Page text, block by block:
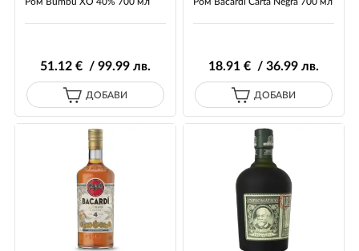
51.12€ / 99.99лв.
ДОБАВИ
18.91 € / 36.99 лв.
ДОБАВИ